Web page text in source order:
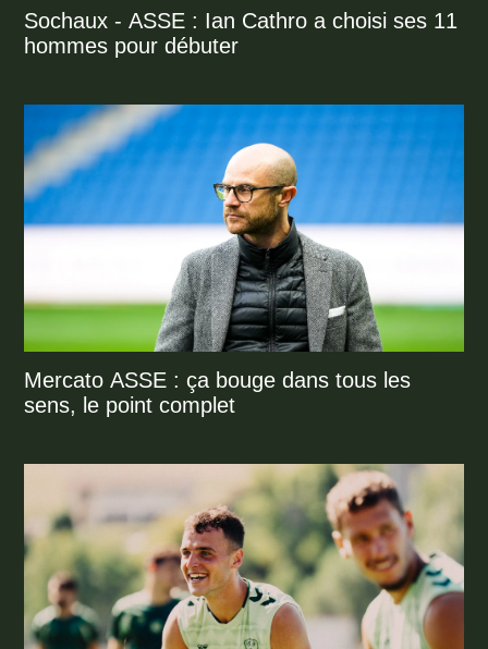
Sochaux - ASSE : Ian Cathro a choisi ses 11
hommes pour débuter
Mercato ASSE : ça bouge dans tous les
sens, le point complet